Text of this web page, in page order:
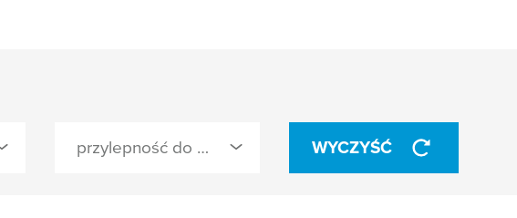
przylepność do stali (N/cm) WYCZYŚĆ